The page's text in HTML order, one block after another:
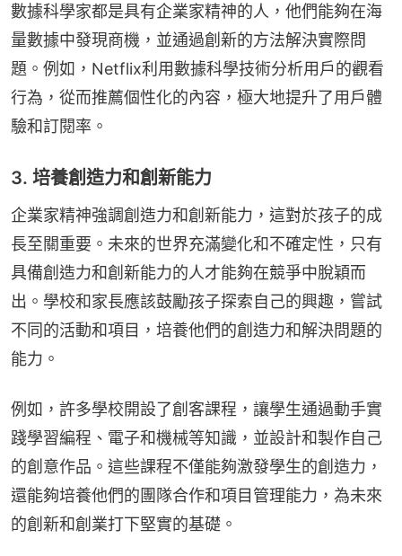
數據科學家都是具有企業家精神的人，他們能夠在海
量數據中發現商機，並通過創新的方法解決實際問
題。例如，Netflix利用數據科學技術分析用戶的觀看
行為，從而推薦個性化的內容，極大地提升了用戶體
驗和訂閱率。
3. 培養創造力和創新能力
企業家精神強調創造力和創新能力，這對於孩子的成
長至關重要。未來的世界充滿變化和不確定性，只有
具備創造力和創新能力的人才能夠在競爭中脫穎而
出。學校和家長應該鼓勵孩子探索自己的興趣，嘗試
不同的活動和項目，培養他們的創造力和解決問題的
能力。
例如，許多學校開設了創客課程，讓學生通過動手實
踐學習編程、電子和機械等知識，並設計和製作自己
的創意作品。這些課程不僅能夠激發學生的創造力，
還能夠培養他們的團隊合作和項目管理能力，為未來
的創新和創業打下堅實的基礎。